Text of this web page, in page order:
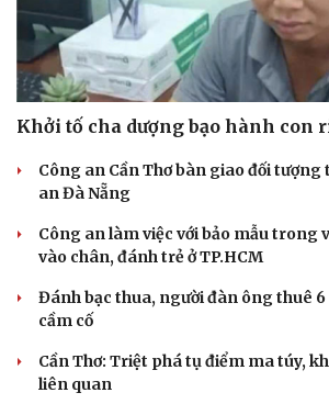
Khởi tố cha dượng bạo hành con
Công an Cần Thơ bàn giao đối
an Đà Nẵng
Công an làm việc với bảo mẫu trong
vào chân, đánh trẻ ở TP.HCM
Đánh bạc thua, người đàn ông thuê
cầm cố
Cần Thơ: Triệt phá tụ điểm ma túy,
liên quan